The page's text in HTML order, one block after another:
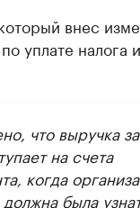
внес
уплате налога
что выручка за
на счета
когда
была